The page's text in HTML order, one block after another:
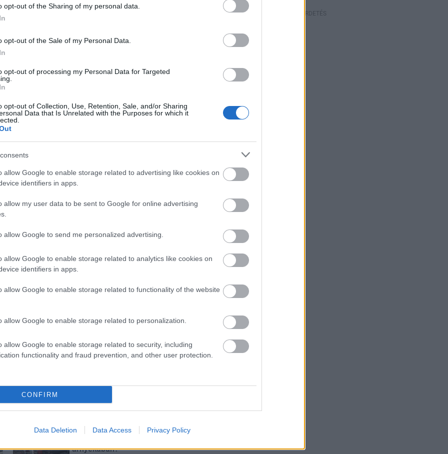
opt-out of the Sharing of my personal data.
opt-out of the Sale of my Personal Data.
opt-out of processing my Personal Data for Targeted
opt-out of Collection, Use, Retention, Sale, and/or Sharing
Data that Is Unrelated with the Purposes for which it
allow Google to enable storage related to advertising like cookies on
identifiers in apps.
allow my user data to be sent to Google for online advertising
allow Google to send me personalized advertising.
allow Google to enable storage related to analytics like cookies on
identifiers in apps.
allow Google to enable storage related to functionality of the website
allow Google to enable storage related to personalization.
allow Google to enable storage related to security, including
functionality and fraud prevention, and other user protection.
CONFIRM
Data Deletion Data Access Privacy Policy
segítség a paksi
iskolakezdéshez
Paks II.: Mit jelent az 5. blokk új
árnyékában?
HIRDETÉS